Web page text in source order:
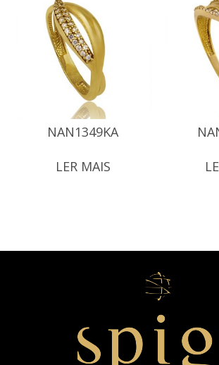
NAN1349KA
LER MAIS